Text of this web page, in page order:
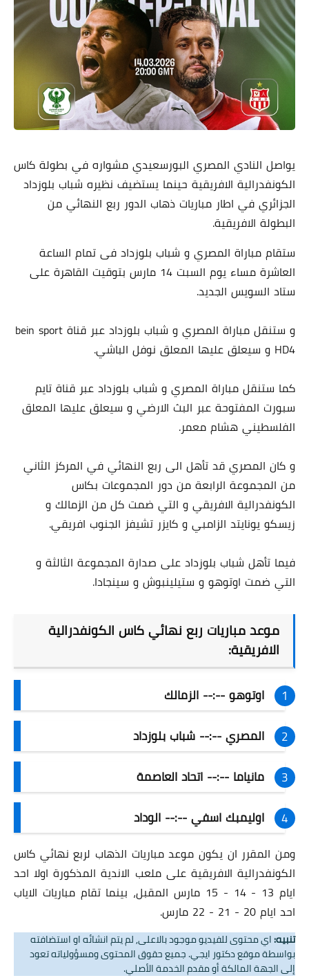
يواصل النادي المصري البورسعيدي مشواره في بطولة كاس
الكونفدرالية الافريقية حينما يستضيف نظيره شباب بلوزداد
الجزائري في اطار مباريات ذهاب الدور ربع النهائي من
البطولة الافريقية.
ستقام مباراة المصري و شباب بلوزداد فى تمام الساعة
العاشرة مساء يوم السبت 14 مارس بتوقيت القاهرة على
ستاد السويس الجديد.
و ستنقل مباراة المصري و شباب بلوزداد عبر قناة bein sport
HD4 و سيعلق عليها المعلق نوفل الباشي.
كما ستنقل مباراة المصري و شباب بلوزداد عبر قناة تايم
سبورت المفتوحة عبر البث الارضي و سيعلق عليها المعلق
الفلسطيني هشام معمر.
و كان المصري قد تأهل الى ربع النهائي في المركز الثاني
من المجموعة الرابعة من دور المجموعات بكاس
الكونفدرالية الافريقي و التي ضمت كل من الزمالك و
زيسكو يونايتد الزامبي و كايزر تشيفز الجنوب افريقي.
فيما تأهل شباب بلوزداد على صدارة المجموعة الثالثة و
التي ضمت اوتوهو و ستيلينبوش و سينجادا.
موعد مباريات ربع نهائي كاس الكونفدرالية
الافريقية:
اوتوهو --:-- الزمالك
المصري --:-- شباب بلوزداد
مانياما --:-- اتحاد العاصمة
اوليمبك اسفي --:-- الوداد
ومن المقرر ان يكون موعد مباريات الذهاب لربع نهائي كاس
الكونفدرالية الافريقية على ملعب الاندية المذكورة اولا احد
ايام 13 - 14 - 15 مارس المقبل، بينما تقام مباريات الاياب
احد ايام 20 - 21 - 22 مارس.
تنبيه:اي محتوى للفيديو موجود بالاعلى, لم يتم انشائه او استضافته
بواسطة موقع دكتور ايجي. جميع حقوق المحتوى ومسؤولياته تعود
إلى الجهة المالكة أو مقدم الخدمة الأصلي.